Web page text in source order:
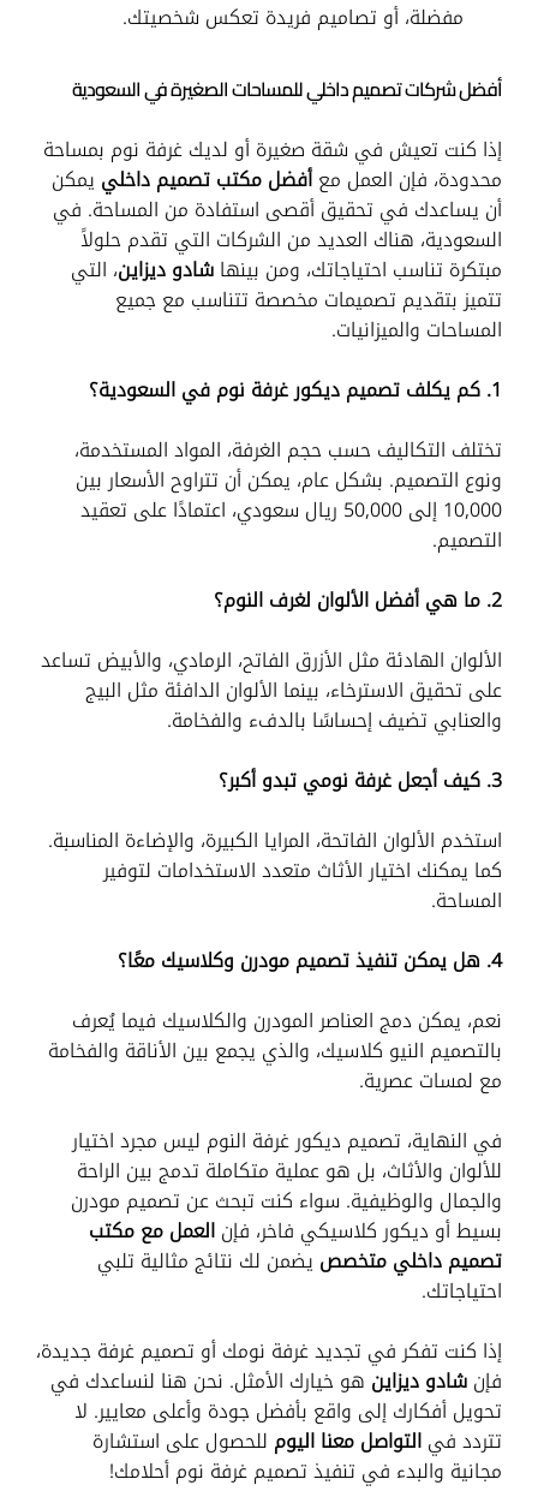
مفضلة، أو تصاميم فريدة تعكس شخصيتك.
أفضل شركات تصميم داخلي للمساحات الصغيرة في السعودية
إذا كنت تعيش في شقة صغيرة أو لديك غرفة نوم بمساحة
محدودة، فإن العمل معأفضل مكتب تصميم داخلي يمكن
أن يساعدك في تحقيق أقصى استفادة من المساحة. في
السعودية، هناك العديد من الشركات التي تقدم حلولاً
مبتكرة تناسب احتياجاتك، ومن بينهاشادو ديزاين، التي
تتميز بتقديم تصميمات مخصصة تتناسب مع جميع
المساحات والميزانيات.
1. كم يكلف تصميم ديكور غرفة نوم في السعودية؟
تختلف التكاليف حسب حجم الغرفة، المواد المستخدمة،
ونوع التصميم. بشكل عام، يمكن أن تتراوح الأسعار بين
10,000 إلى 50,000 ريال سعودي، اعتمادًا على تعقيد
التصميم.
2. ما هي أفضل الألوان لغرف النوم؟
الألوان الهادئة مثل الأزرق الفاتح، الرمادي، والأبيض تساعد
على تحقيق الاسترخاء، بينما الألوان الدافئة مثل البيج
والعنابي تضيف إحساسًا بالدفء والفخامة.
3. كيف أجعل غرفة نومي تبدو أكبر؟
استخدم الألوان الفاتحة، المرايا الكبيرة، والإضاءة المناسبة.
كما يمكنك اختيار الأثاث متعدد الاستخدامات لتوفير
المساحة.
4. هل يمكن تنفيذ تصميم مودرن وكلاسيك معًا؟
نعم، يمكن دمج العناصر المودرن والكلاسيك فيما يُعرف
بالتصميم النيو كلاسيك، والذي يجمع بين الأناقة والفخامة
مع لمسات عصرية.
في النهاية، تصميم ديكور غرفة النوم ليس مجرد اختيار
للألوان والأثاث، بل هو عملية متكاملة تدمج بين الراحة
والجمال والوظيفية. سواء كنت تبحث عن تصميم مودرن
بسيط أو ديكور كلاسيكي فاخر، فإنالعمل مع مكتب
تصميم داخلي متخصص يضمن لك نتائج مثالية تلبي
احتياجاتك.
إذا كنت تفكر في تجديد غرفة نومك أو تصميم غرفة جديدة،
فإنشادو ديزاين هو خيارك الأمثل. نحن هنا لنساعدك في
تحويل أفكارك إلى واقع بأفضل جودة وأعلى معايير. لا
تتردد فيالتواصل معنا اليوم للحصول على استشارة
مجانية والبدء في تنفيذ تصميم غرفة نوم أحلامك!